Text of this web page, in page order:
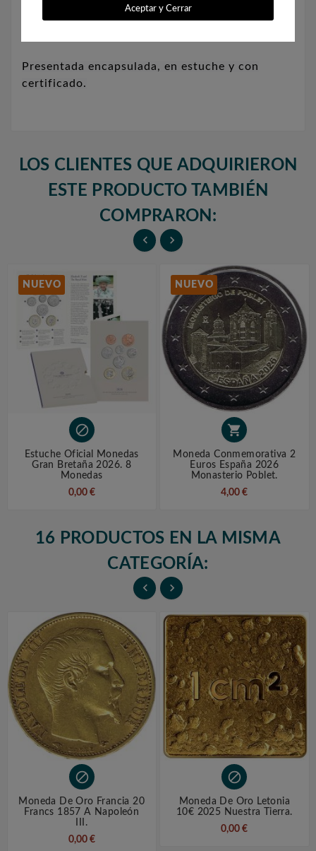
Aceptar y Cerrar
Diámetro: 16 mm.
Presentada encapsulada, en estuche y con
certificado.
LOS CLIENTES QUE ADQUIRIERON
ESTE PRODUCTO TAMBIÉN
COMPRARON:
 
NUEVO

Estuche Oficial Monedas
Gran Bretaña 2026. 8
Monedas
0,00 €
NUEVO

Moneda Conmemorativa 2
Euros España 2026
Monasterio Poblet.
4,00 €
16 PRODUCTOS EN LA MISMA
CATEGORÍA:
 

Moneda De Oro Francia 20
Francs 1857 A Napoleón
III.
0,00 €

Moneda De Oro Letonia
10€ 2025 Nuestra Tierra.
0,00 €